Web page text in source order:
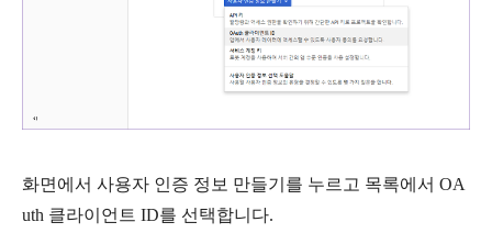
화면에서 사용자 인증 정보 만들기 를 누르고 목록에서 OA
uth 클라이언트 ID를 선택합니다.